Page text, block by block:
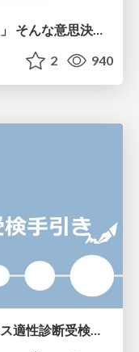
2 940
【ALH株式会社】新卒採用ビジネス適性診断受検手引き